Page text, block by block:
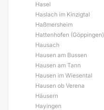
Hasel
Haslach im Kinzigtal
Haßmersheim
Hattenhofen (Göppingen)
Hausach
Hausen am Bussen
Hausen am Tann
Hausen im Wiesental
Hausen ob Verena
Häusern
Hayingen